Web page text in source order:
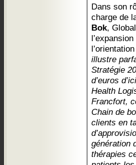
Dans son
charge de
Bok,
illustre
Stratégie
d’euros
Health
Francfort,
Chain de
clients en
génération
thérapies